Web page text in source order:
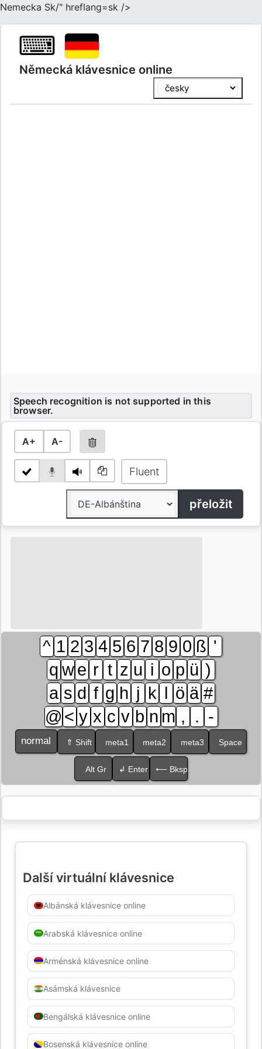
Nemecka Sk/" hreflang=sk />
⌨
Německá klávesnice online
Speech recognition is not supported in this
browser.
A+ A-
Fluent
přeložit
^ 1 2 3 4 5 6 7 8 9 0 ß '
q w e r t z u i o p ü )
a s d f g h j k l ö ä #
@ < y x c v b n m , . -
normal ⇑ Shift meta1 meta2 meta3 Space
Alt Gr ↲ Enter ⟵ Bksp
Další virtuální klávesnice
Albánská klávesnice online
Arabská klávesnice online
Arménská klávesnice online
Asámská klávesnice
Bengálská klávesnice online
Bosenská klávesnice online